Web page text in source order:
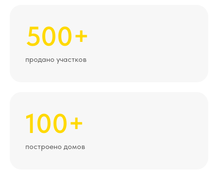
500+
продано участков
100+
построено домов